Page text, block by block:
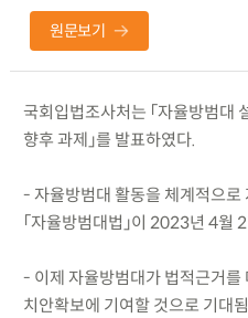
원문보기
국회입법조사처는 「자율방범대
향후 과제」를 발표하였다.
- 자율방범대 활동을 체계적으로
「자율방범대법」이 2023년 4월
- 이제 자율방범대가 법적근거를
치안확보에 기여할 것으로 기대